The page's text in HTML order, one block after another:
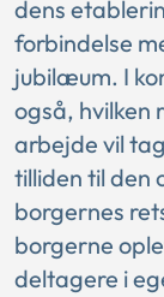
dens
forbindelse
jubilæum. I
også, hvilken
arbejde vil
tilliden til den
borgernes
borgerne
deltagere i